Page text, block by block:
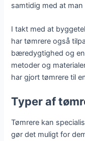
samtidig med at
I takt med at
har tømrere også
bæredygtighed og
metoder og
har gjort tømrere til
Typer af
Tømrere kan
gør det muligt for